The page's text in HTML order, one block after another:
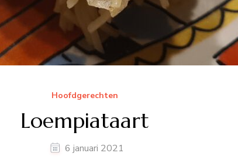
Hoofdgerechten
Loempiataart
6 januari 2021